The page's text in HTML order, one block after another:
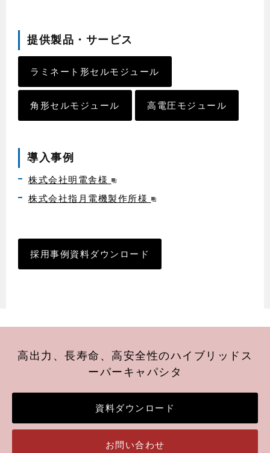
提供製品・サービス
ラミネート形セルモジュール
角形セルモジュール 高電圧モジュール
導入事例
株式会社明電舎様
株式会社指月電機製作所様
採用事例資料ダウンロード
高出力、長寿命、高安全性のハイブリッドス
ーパーキャパシタ
資料ダウンロード
お問い合わせ